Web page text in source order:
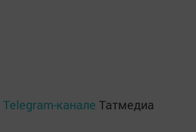
Telegram-канале Татмедиа